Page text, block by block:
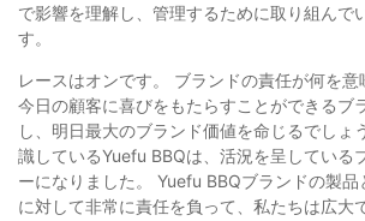
で影響を理解し、管理するために取り組んで
す。
レースはオンです。 ブランドの責任が何を意
今日の顧客に喜びをもたらすことができるブ
し、明日最大のブランド価値を命じるでしょ
識しているYuefu BBQは、活況を呈している
ーになりました。 Yuefu BBQブランドの製品
に対して非常に責任を負って、私たちは広大